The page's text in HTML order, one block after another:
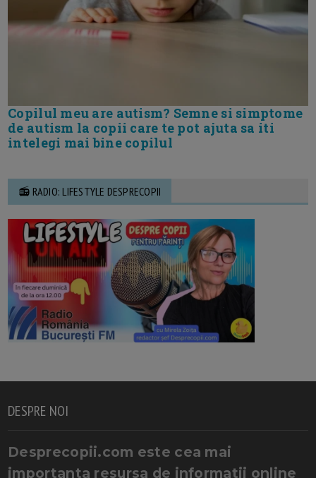
Copilul meu are autism? Semne si simptome
de autism la copii care te pot ajuta sa iti
intelegi mai bine copilul
📻 RADIO: LIFESTYLE DESPRECOPII
DESPRE NOI
Desprecopii.com este cea mai
importanta resursa de informatii online